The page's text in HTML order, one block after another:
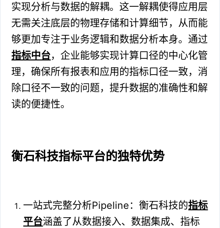
实现分析与数据的解耦。这一解耦使得应用层
无需关注底层的物理存储和计算细节，从而能
够更加专注于业务逻辑和数据分析本身。通过
指标中台，企业能够实现计算口径的中心化管
理，确保所有报表和应用的指标口径一致，消
除口径不一致的问题，提升数据的准确性和解
读的便捷性。
衡石科技指标平台的独特优势
一站式完整分析Pipeline：衡石科技的指标
平台涵盖了从数据接入、数据集成、指标